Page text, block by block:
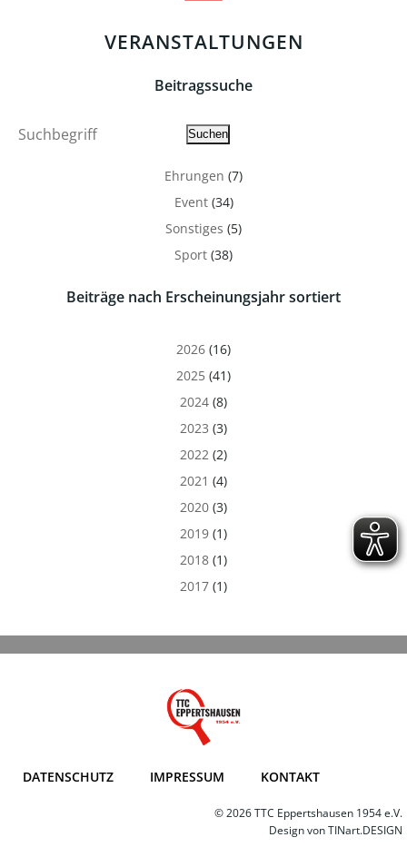
VERANSTALTUNGEN
Beitragssuche
Suchen
Ehrungen (7)
Event(34)
Sonstiges (5)
Sport (38)
Beiträge nach Erscheinungsjahr sortiert
2026 (16)
2025 (41)
2024 (8)
2023 (3)
2022 (2)
2021 (4)
2020 (3)
2019 (1)
2018 (1)
2017 (1)
DATENSCHUTZ IMPRESSUM KONTAKT
© 2026 TTC Eppertshausen 1954 e.V.
Design vonTINart.DESIGN